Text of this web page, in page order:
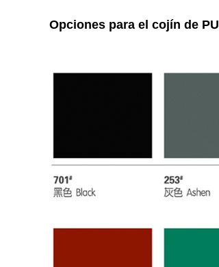
Opciones para el cojín de PU